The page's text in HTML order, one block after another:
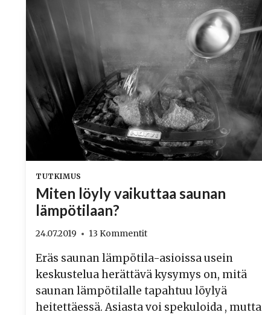
TUTKIMUS
Miten löyly vaikuttaa saunan
lämpötilaan?
24.07.2019 13 Kommentit
Eräs saunan lämpötila-asioissa usein
keskustelua herättävä kysymys on, mitä
saunan lämpötilalle tapahtuu löylyä
heitettäessä. Asiasta voi spekuloida , mutta